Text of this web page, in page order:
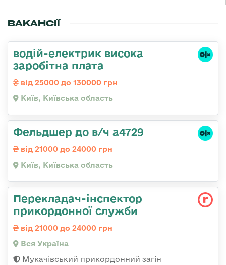
ВАКАНСІЇ
водій-електрик висока
заробітна плата
від 25000 до 130000 грн
Київ, Київська область
Фельдшер до в/ч а4729
від 21000 до 24000 грн
Київ, Київська область
Перекладач-інспектор
прикордонної служби
від 21000 до 24000 грн
Вся Україна
Мукачівський прикордонний загін